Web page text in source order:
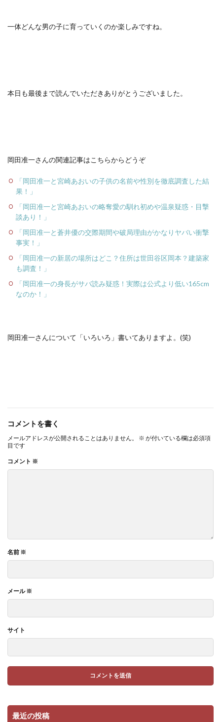
一体どんな男の子に育っていくのか楽しみですね。
本日も最後まで読んでいただきありがとうございました。
岡田准一さんの関連記事はこちらからどうぞ
「岡田准一と宮崎あおいの子供の名前や性別を徹底調査した結
果！」
「岡田准一と宮崎あおいの略奪愛の馴れ初めや温泉疑惑・目撃
談あり！」
「岡田准一と蒼井優の交際期間や破局理由がかなりヤバい衝撃
事実！」
「岡田准一の新居の場所はどこ？住所は世田谷区岡本？建築家
も調査！」
「岡田准一の身長がサバ読み疑惑！実際は公式より低い165cm
なのか！」
岡田准一さんについて「いろいろ」書いてありますよ。(笑)
コメントを書く
メールアドレスが公開されることはありません。 ※ が付いている欄は必須項
目です
コメント ※
名前 ※
メール※
サイト
最近の投稿